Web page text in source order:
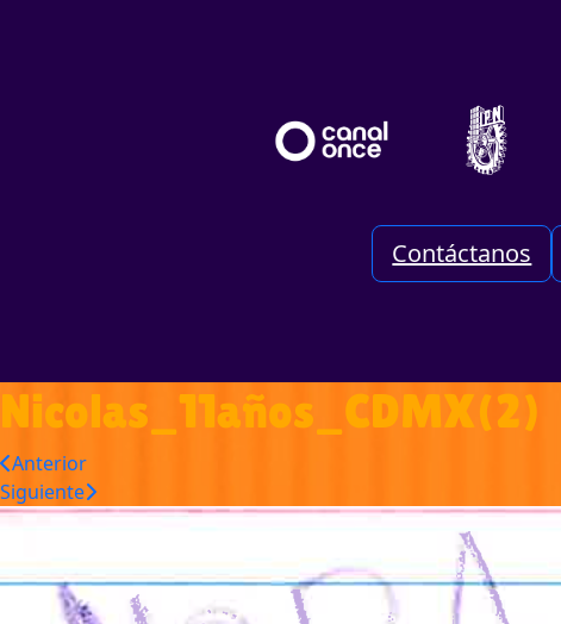
Contáctanos
Nicolas_11años_CDMX(2)
Anterior
Siguiente